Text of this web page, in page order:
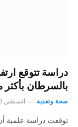
دراسة تتوقع
بالسرطان بأكثر من 80%
صحة وتغذية أغسطس 20, 2024
توقعت دراسة علمية